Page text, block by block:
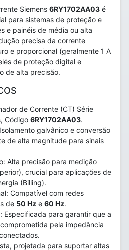
Siemens 6RY1702AA03 é
para sistemas de proteção e
e painéis de média ou alta
precisa da corrente
e proporcional (geralmente 1 A
de proteção digital e
de alta precisão.
de Corrente (CT) Série
Código 6RY1702AA03.
galvânico e conversão
de alta magnitude para sinais
Alta precisão para medição
crucial para aplicações de
(Billing).
Compatível com redes
de 50 Hz e 60 Hz.
Especificada para garantir que a
pela impedância
projetada para suportar altas